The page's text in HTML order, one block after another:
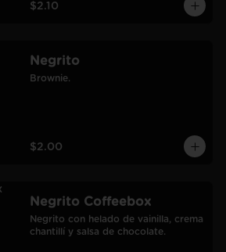
$2.10
Negrito
Brownie.
$2.00
Negrito Coffeebox
Negrito con helado de vainilla, crema
chantillí y salsa de chocolate.